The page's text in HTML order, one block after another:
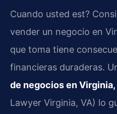
Cuando usted est?
vender un negocio en
que toma tiene
financieras duraderas.
de negocios en Virginia,
Lawyer Virginia, VA) lo